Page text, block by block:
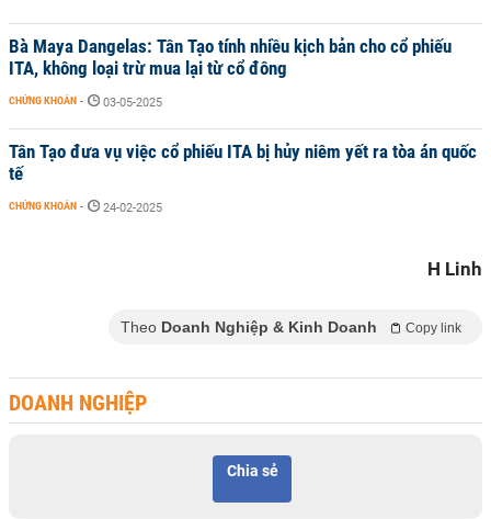
Bà Maya Dangelas: Tân Tạo tính nhiều kịch bản cho cổ phiếu
ITA, không loại trừ mua lại từ cổ đông
CHỨNG KHOÁN - 03-05-2025
Tân Tạo đưa vụ việc cổ phiếu ITA bị hủy niêm yết ra tòa án quốc
tế
CHỨNG KHOÁN - 24-02-2025
H Linh
Theo Doanh Nghiệp & Kinh Doanh Copy link
DOANH NGHIỆP
Chia sẻ